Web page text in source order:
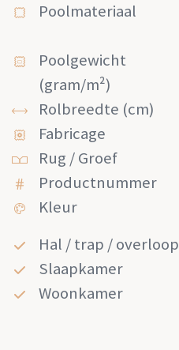
Poolmateriaal
Poolgewicht
(gram/m²)
Rolbreedte (cm)
Fabricage
Rug / Groef
Productnummer
Kleur
Hal / trap / overloop
Slaapkamer
Woonkamer